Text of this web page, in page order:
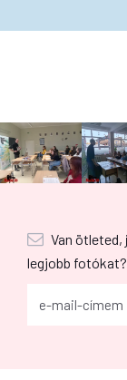
Van ötleted,
legjobb